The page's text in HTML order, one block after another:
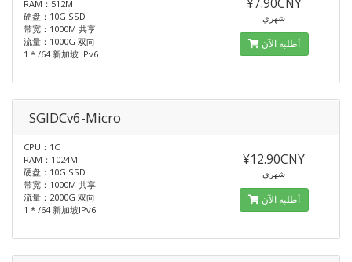
RAM：512M
硬盘：10G SSD
带宽：1000M 共享
流量：1000G 双向
1 * /64 新加坡 IPv6
شهري
أطلبه الآن
SGIDCv6-Micro
CPU：1C
RAM：1024M
硬盘：10G SSD
带宽：1000M 共享
流量：2000G 双向
1 * /64 新加坡IPv6
¥12.90CNY
شهري
أطلبه الآن